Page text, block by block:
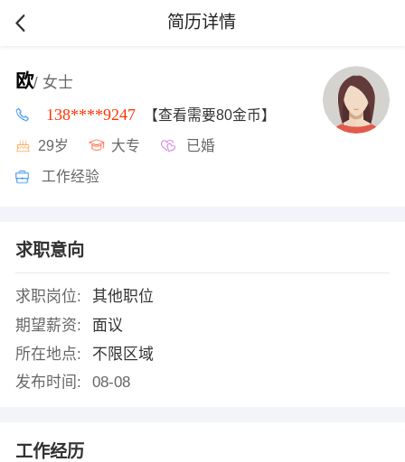
简历详情
欧/ 女士
138****9247 【查看需要80金币】
29岁 大专 已婚
工作经验
求职意向
求职岗位:
其他职位
期望薪资:
面议
所在地点:
不限区域
发布时间:
08-08
工作经历